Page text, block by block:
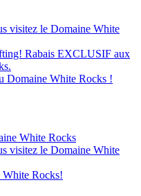
visitez le Domaine White
Rabais EXCLUSIF aux
Domaine White Rocks !
White Rocks
visitez le Domaine White
White Rocks!